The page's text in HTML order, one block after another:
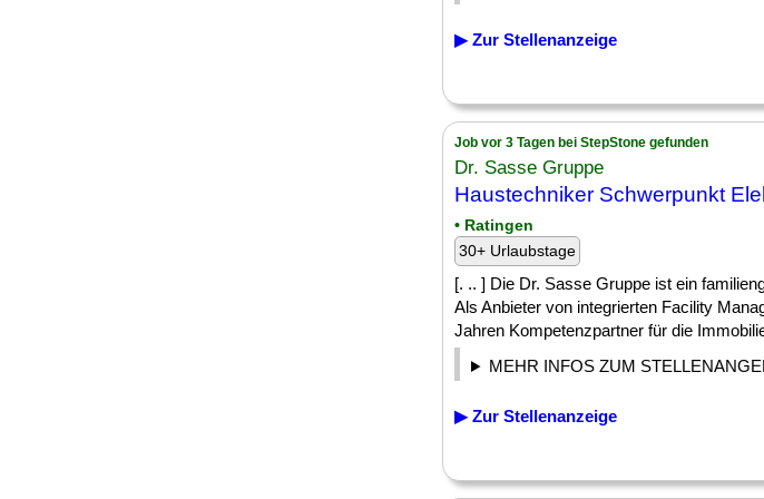
▶ Zur Stellenanzeige
Job vor 3 Tagen bei StepStone gefunden
Dr. Sasse Gruppe
Haustechniker Schwerpunkt
• Ratingen
30+ Urlaubstage
[. .. ] Die Dr. Sasse Gruppe ist ein
Als Anbieter von integrierten Facility
Jahren Kompetenzpartner für die
MEHR INFOS ZUM
▶ Zur Stellenanzeige